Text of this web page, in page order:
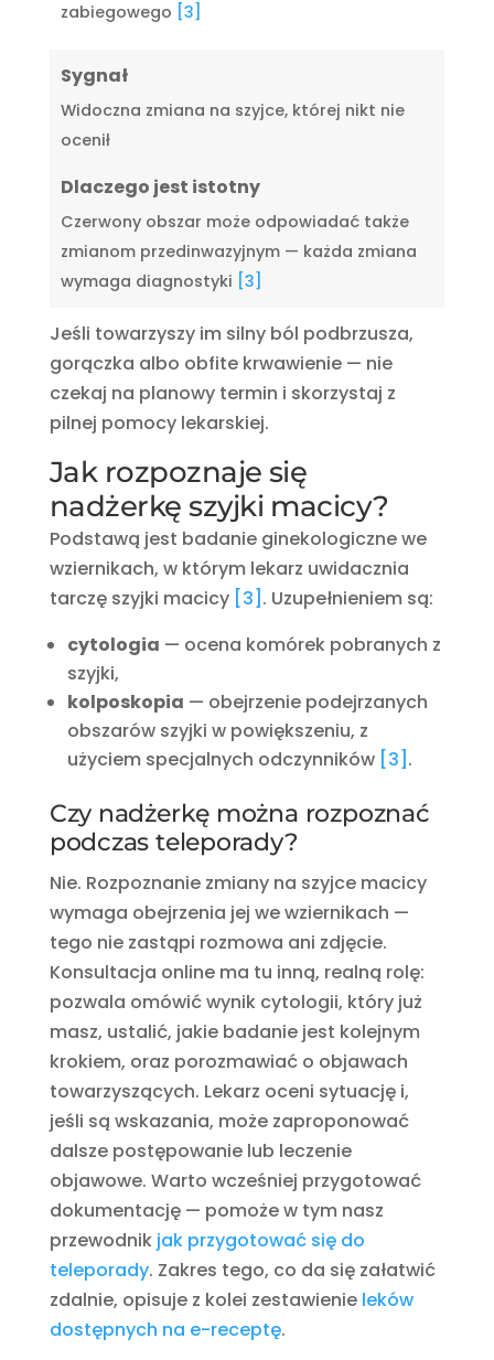
zabiegowego [3]
Sygnał
Widoczna zmiana na szyjce, której nikt nie
ocenił
Dlaczego jest istotny
Czerwony obszar może odpowiadać także
zmianom przedinwazyjnym — każda zmiana
wymaga diagnostyki [3]
Jeśli towarzyszy im silny ból podbrzusza,
gorączka albo obfite krwawienie — nie
czekaj na planowy termin i skorzystaj z
pilnej pomocy lekarskiej.
Jak rozpoznaje się
nadżerkę szyjki macicy?
Podstawą jest badanie ginekologiczne we
wziernikach, w którym lekarz uwidacznia
tarczę szyjki macicy [3] . Uzupełnieniem są:
cytologia — ocena komórek pobranych z
szyjki,
kolposkopia — obejrzenie podejrzanych
obszarów szyjki w powiększeniu, z
użyciem specjalnych odczynników [3] .
Czy nadżerkę można rozpoznać
podczas teleporady?
Nie. Rozpoznanie zmiany na szyjce macicy
wymaga obejrzenia jej we wziernikach —
tego nie zastąpi rozmowa ani zdjęcie.
Konsultacja online ma tu inną, realną rolę:
pozwala omówić wynik cytologii, który już
masz, ustalić, jakie badanie jest kolejnym
krokiem, oraz porozmawiać o objawach
towarzyszących. Lekarz oceni sytuację i,
jeśli są wskazania, może zaproponować
dalsze postępowanie lub leczenie
objawowe. Warto wcześniej przygotować
dokumentację — pomoże w tym nasz
przewodnik jak przygotować się do
teleporady. Zakres tego, co da się załatwić
zdalnie, opisuje z kolei zestawienie leków
dostępnych na e-receptę.